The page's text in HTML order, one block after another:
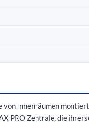
von Innenräumen
PRO Zentrale, die